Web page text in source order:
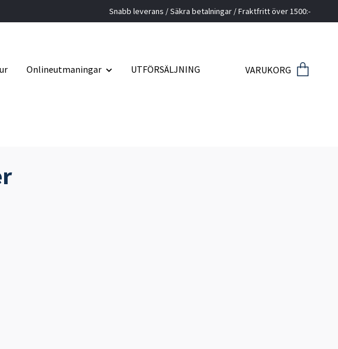
Snabb leverans / Säkra betalningar / Fraktfritt över 1500:-
Onlineutmaningar UTFÖRSÄLJNING VARUKORG